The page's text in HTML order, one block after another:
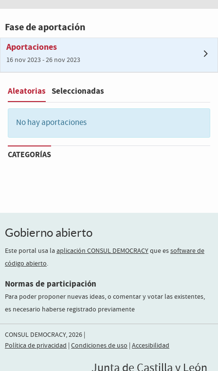
Fase de aportación
Aportaciones
16 nov 2023 - 26 nov 2023
Filter:
Aleatorias Seleccionadas
No hay aportaciones
CATEGORÍAS
Gobierno abierto
Este portal usa la aplicación CONSUL DEMOCRACYque essoftware de
código abierto.
Normas de participación
Para poder proponer nuevas ideas, o comentar y votar las existentes,
es necesario haberse registrado previamente
CONSUL DEMOCRACY, 2026 |
Política de privacidad | Condiciones de uso | Accesibilidad